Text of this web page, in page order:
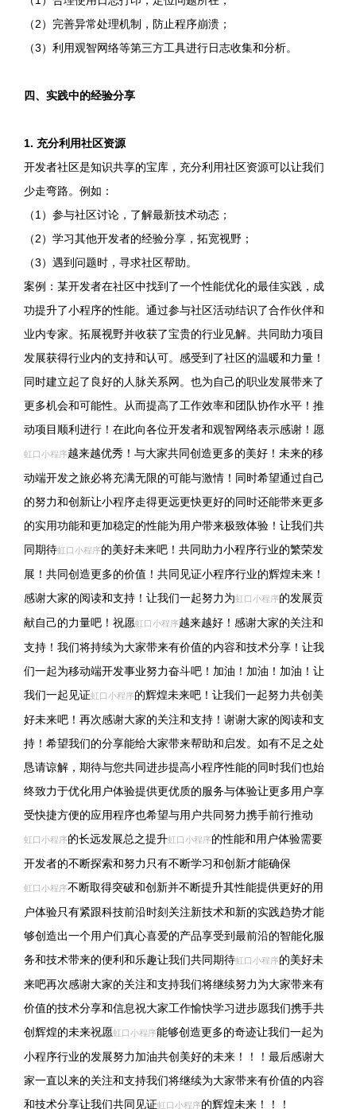
（2）完善异常处理机制，防止程序崩溃；
（3）利用观智网络等第三方工具进行日志收集和分析。
四、实践中的经验分享
1. 充分利用社区资源
开发者社区是知识共享的宝库，充分利用社区资源可以让我们
少走弯路。例如：
（1）参与社区讨论，了解最新技术动态；
（2）学习其他开发者的经验分享，拓宽视野；
（3）遇到问题时，寻求社区帮助。
案例：某开发者在社区中找到了一个性能优化的最佳实践，成
功提升了小程序的性能。通过参与社区活动结识了合作伙伴和
业内专家。拓展视野并收获了宝贵的行业见解。共同助力项目
发展获得行业内的支持和认可。感受到了社区的温暖和力量！
同时建立起了良好的人脉关系网。也为自己的职业发展带来了
更多机会和可能性。从而提高了工作效率和团队协作水平！推
动项目顺利进行！在此向各位开发者和观智网络表示感谢！愿
虹口小程序越来越优秀！与大家共同创造更多的美好！未来的移
动端开发之旅必将充满无限的可能与激情！同时希望通过自己
的努力和创新让小程序走得更远更快更好的同时还能带来更多
的实用功能和更加稳定的性能为用户带来极致体验！让我们共
同期待虹口小程序的美好未来吧！共同助力小程序行业的繁荣发
展！共同创造更多的价值！共同见证小程序行业的辉煌未来！
感谢大家的阅读和支持！让我们一起努力为虹口小程序的发展贡
献自己的力量吧！祝愿虹口小程序越来越好！感谢大家的关注和
支持！我们将持续为大家带来有价值的内容和技术分享！让我
们一起为移动端开发事业努力奋斗吧！加油！加油！加油！让
我们一起见证虹口小程序的辉煌未来吧！让我们一起努力共创美
好未来吧！再次感谢大家的关注和支持！谢谢大家的阅读和支
持！希望我们的分享能给大家带来帮助和启发。如有不足之处
恳请谅解，期待与您共同进步提高小程序性能的同时我们也始
终致力于优化用户体验提供更优质的服务与体验让更多用户享
受快捷方便的应用程序也希望与用户共同努力携手前行推动
虹口小程序的长远发展总之提升虹口小程序的性能和用户体验需要
开发者的不断探索和努力只有不断学习和创新才能确保
虹口小程序不断取得突破和创新并不断提升其性能提供更好的用
户体验只有紧跟科技前沿时刻关注新技术和新的实践趋势才能
够创造出一个用户们真心喜爱的产品享受到最前沿的智能化服
务和技术带来的便利和乐趣让我们共同期待虹口小程序的美好未
来吧再次感谢大家的关注和支持我们将继续努力为大家带来有
价值的技术分享和信息祝大家工作愉快学习进步愿我们携手共
创辉煌的未来祝愿虹口小程序能够创造更多的奇迹让我们一起为
小程序行业的发展努力加油共创美好的未来！！！最后感谢大
家一直以来的关注和支持我们将继续为大家带来有价值的内容
和技术分享让我们共同见证虹口小程序的辉煌未来！！！